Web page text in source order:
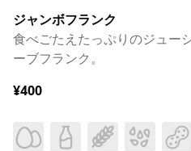
ジャンボフランク
食べごたえたっぷりのジュー
ーブフランク。
¥400